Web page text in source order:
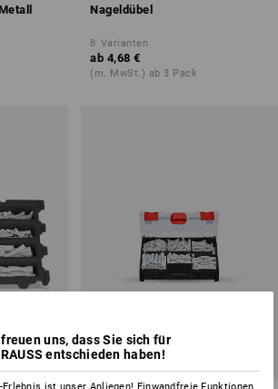
Nageldübel
8 Varianten
ab 4,68 €
(m. MwSt.) ab 3 Pack
uns, dass Sie sich für
entschieden haben!
ist unser Anliegen! Einwandfreie Funktionen,